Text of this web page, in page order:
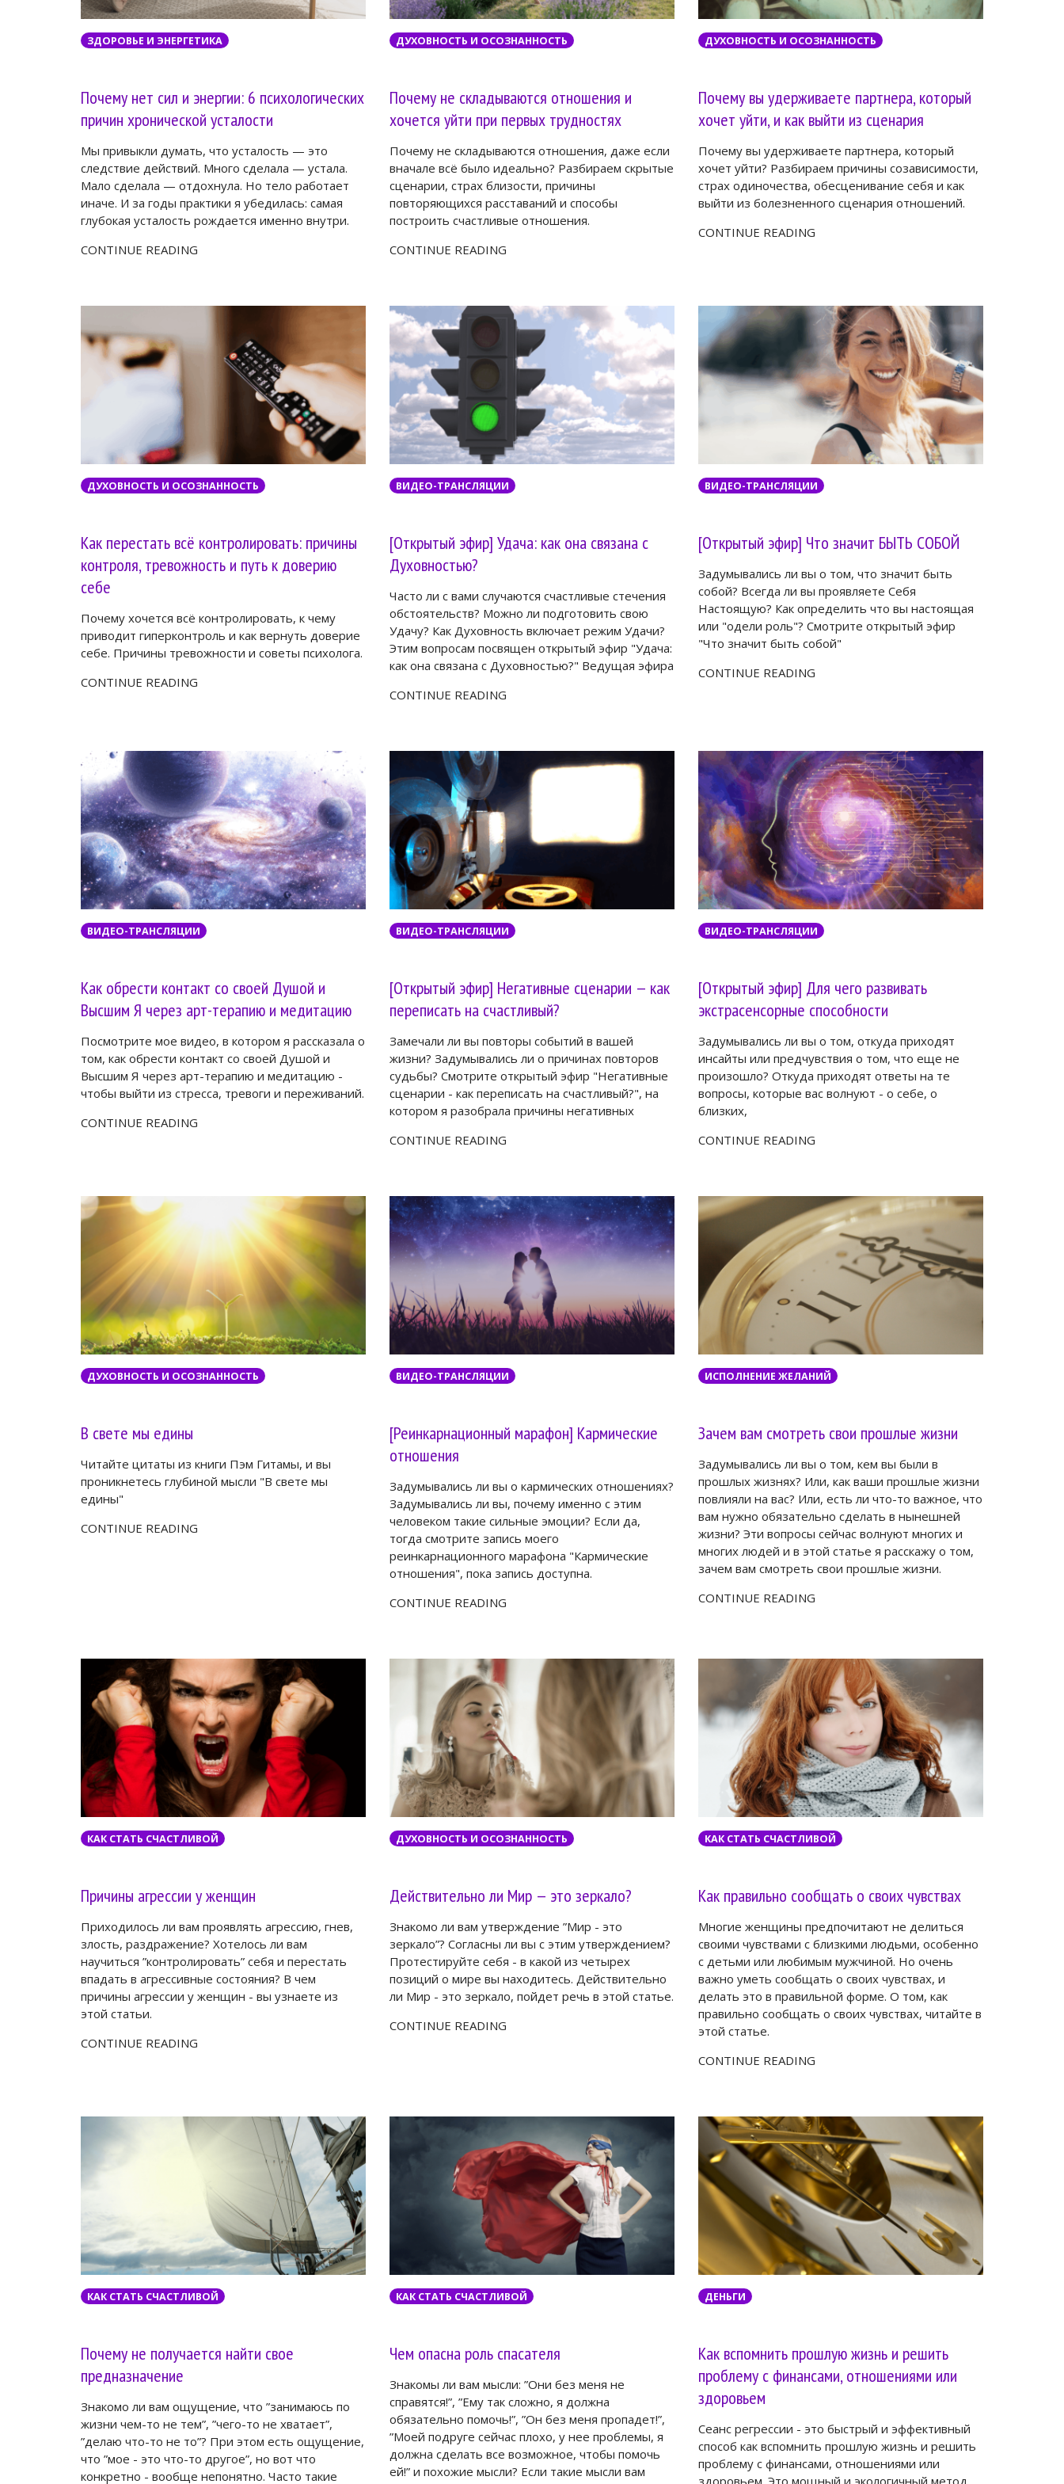
ЗДОРОВЬЕ И ЭНЕРГЕТИКА
Почему нет сил и энергии: 6 психологических
причин хронической усталости
Мы привыкли думать, что усталость — это
следствие действий. Много сделала — устала.
Мало сделала — отдохнула. Но тело работает
иначе. И за годы практики я убедилась: самая
глубокая усталость рождается именно внутри.
CONTINUE READING
ДУХОВНОСТЬ И ОСОЗНАННОСТЬ
Почему не складываются отношения и
хочется уйти при первых трудностях
Почему не складываются отношения, даже если
вначале всё было идеально? Разбираем скрытые
сценарии, страх близости, причины
повторяющихся расставаний и способы
построить счастливые отношения.
CONTINUE READING
ДУХОВНОСТЬ И ОСОЗНАННОСТЬ
Почему вы удерживаете партнера, который
хочет уйти, и как выйти из сценария
Почему вы удерживаете партнера, который
хочет уйти? Разбираем причины созависимости,
страх одиночества, обесценивание себя и как
выйти из болезненного сценария отношений.
CONTINUE READING
ДУХОВНОСТЬ И ОСОЗНАННОСТЬ
Как перестать всё контролировать: причины
контроля, тревожность и путь к доверию
себе
Почему хочется всё контролировать, к чему
приводит гиперконтроль и как вернуть доверие
себе. Причины тревожности и советы психолога.
CONTINUE READING
ВИДЕО-ТРАНСЛЯЦИИ
[Открытый эфир] Удача: как она связана с
Духовностью?
Часто ли с вами случаются счастливые стечения
обстоятельств? Можно ли подготовить свою
Удачу? Как Духовность включает режим Удачи?
Этим вопросам посвящен открытый эфир "Удача:
как она связана с Духовностью?" Ведущая эфира
CONTINUE READING
ВИДЕО-ТРАНСЛЯЦИИ
[Открытый эфир] Что значит БЫТЬ СОБОЙ
Задумывались ли вы о том, что значит быть
собой? Всегда ли вы проявляете Себя
Настоящую? Как определить что вы настоящая
или "одели роль"? Смотрите открытый эфир
"Что значит быть собой"
CONTINUE READING
ВИДЕО-ТРАНСЛЯЦИИ
Как обрести контакт со своей Душой и
Высшим Я через арт-терапию и медитацию
Посмотрите мое видео, в котором я рассказала о
том, как обрести контакт со своей Душой и
Высшим Я через арт-терапию и медитацию -
чтобы выйти из стресса, тревоги и переживаний.
CONTINUE READING
ВИДЕО-ТРАНСЛЯЦИИ
[Открытый эфир] Негативные сценарии — как
переписать на счастливый?
Замечали ли вы повторы событий в вашей
жизни? Задумывались ли о причинах повторов
судьбы? Смотрите открытый эфир "Негативные
сценарии - как переписать на счастливый?", на
котором я разобрала причины негативных
CONTINUE READING
ВИДЕО-ТРАНСЛЯЦИИ
[Открытый эфир] Для чего развивать
экстрасенсорные способности
Задумывались ли вы о том, откуда приходят
инсайты или предчувствия о том, что еще не
произошло? Откуда приходят ответы на те
вопросы, которые вас волнуют - о себе, о
близких,
CONTINUE READING
ДУХОВНОСТЬ И ОСОЗНАННОСТЬ
В свете мы едины
Читайте цитаты из книги Пэм Гитамы, и вы
проникнетесь глубиной мысли "В свете мы
едины"
CONTINUE READING
ВИДЕО-ТРАНСЛЯЦИИ
[Реинкарнационный марафон] Кармические
отношения
Задумывались ли вы о кармических отношениях?
Задумывались ли вы, почему именно с этим
человеком такие сильные эмоции? Если да,
тогда смотрите запись моего
реинкарнационного марафона "Кармические
отношения", пока запись доступна.
CONTINUE READING
ИСПОЛНЕНИЕ ЖЕЛАНИЙ
Зачем вам смотреть свои прошлые жизни
Задумывались ли вы о том, кем вы были в
прошлых жизнях? Или, как ваши прошлые жизни
повлияли на вас? Или, есть ли что-то важное, что
вам нужно обязательно сделать в нынешней
жизни? Эти вопросы сейчас волнуют многих и
многих людей и в этой статье я расскажу о том,
зачем вам смотреть свои прошлые жизни.
CONTINUE READING
КАК СТАТЬ СЧАСТЛИВОЙ
Причины агрессии у женщин
Приходилось ли вам проявлять агрессию, гнев,
злость, раздражение? Хотелось ли вам
научиться ”контролировать” себя и перестать
впадать в агрессивные состояния? В чем
причины агрессии у женщин - вы узнаете из
этой статьи.
CONTINUE READING
ДУХОВНОСТЬ И ОСОЗНАННОСТЬ
Действительно ли Мир — это зеркало?
Знакомо ли вам утверждение ”Мир - это
зеркало”? Согласны ли вы с этим утверждением?
Протестируйте себя - в какой из четырех
позиций о мире вы находитесь. Действительно
ли Мир - это зеркало, пойдет речь в этой статье.
CONTINUE READING
КАК СТАТЬ СЧАСТЛИВОЙ
Как правильно сообщать о своих чувствах
Многие женщины предпочитают не делиться
своими чувствами с близкими людьми, особенно
c детьми или любимым мужчиной. Но очень
важно уметь сообщать о своих чувствах, и
делать это в правильной форме. О том, как
правильно сообщать о своих чувствах, читайте в
этой статье.
CONTINUE READING
КАК СТАТЬ СЧАСТЛИВОЙ
Почему не получается найти свое
предназначение
Знакомо ли вам ощущение, что ”занимаюсь по
жизни чем-то не тем”, ”чего-то не хватает”,
”делаю что-то не то”? При этом есть ощущение,
что ”мое - это что-то другое”, но вот что
конкретно - вообще непонятно. Часто такие
КАК СТАТЬ СЧАСТЛИВОЙ
Чем опасна роль спасателя
Знакомы ли вам мысли: ”Они без меня не
справятся!”, ”Ему так сложно, я должна
обязательно помочь!”, ”Он без меня пропадет!”,
”Моей подруге сейчас плохо, у нее проблемы, я
должна сделать все возможное, чтобы помочь
ей!” и похожие мысли? Если такие мысли вам
ДЕНЬГИ
Как вспомнить прошлую жизнь и решить
проблему с финансами, отношениями или
здоровьем
Сеанс регрессии - это быстрый и эффективный
способ как вспомнить прошлую жизнь и решить
проблему с финансами, отношениями или
здоровьем. Это мощный и экологичный метод